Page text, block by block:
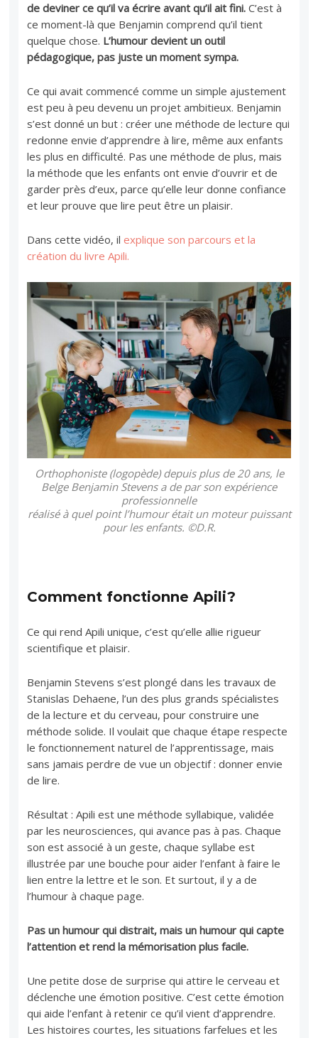
de deviner ce qu’il va écrire avant qu’il ait fini. C’est à
ce moment-là que Benjamin comprend qu’il tient
quelque chose. L’humour devient un outil
pédagogique, pas juste un moment sympa.
Ce qui avait commencé comme un simple ajustement
est peu à peu devenu un projet ambitieux. Benjamin
s’est donné un but : créer une méthode de lecture qui
redonne envie d’apprendre à lire, même aux enfants
les plus en difficulté. Pas une méthode de plus, mais
la méthode que les enfants ont envie d’ouvrir et de
garder près d’eux, parce qu’elle leur donne confiance
et leur prouve que lire peut être un plaisir.
Dans cette vidéo, ilexplique son parcours et la
création du livre Apili.
Orthophoniste (logopède) depuis plus de 20 ans, le
Belge Benjamin Stevens a de par son expérience
professionnelle
réalisé à quel point l’humour était un moteur puissant
pour les enfants. ©D.R.
Comment fonctionne Apili?
Ce qui rend Apili unique, c’est qu’elle allie rigueur
scientifique et plaisir.
Benjamin Stevens s’est plongé dans les travaux de
Stanislas Dehaene, l’un des plus grands spécialistes
de la lecture et du cerveau, pour construire une
méthode solide. Il voulait que chaque étape respecte
le fonctionnement naturel de l’apprentissage, mais
sans jamais perdre de vue un objectif : donner envie
de lire.
Résultat : Apili est une méthode syllabique, validée
par les neurosciences, qui avance pas à pas. Chaque
son est associé à un geste, chaque syllabe est
illustrée par une bouche pour aider l’enfant à faire le
lien entre la lettre et le son. Et surtout, il y a de
l’humour à chaque page.
Pas un humour qui distrait, mais un humour qui capte
l’attention et rend la mémorisation plus facile.
Une petite dose de surprise qui attire le cerveau et
déclenche une émotion positive. C’est cette émotion
qui aide l’enfant à retenir ce qu’il vient d’apprendre.
Les histoires courtes, les situations farfelues et les